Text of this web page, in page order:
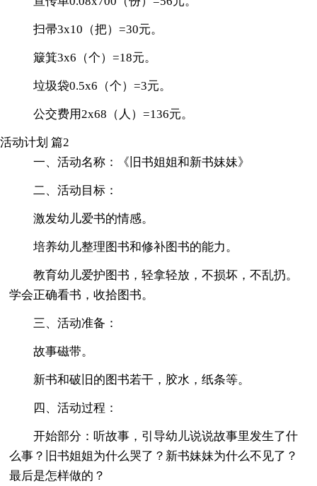
扫帚3x10（把）=30元。
簸箕3x6（个）=18元。
垃圾袋0.5x6（个）=3元。
公交费用2x68（人）=136元。
活动计划 篇2
一、活动名称：《旧书姐姐和新书妹妹》
二、活动目标：
激发幼儿爱书的情感。
培养幼儿整理图书和修补图书的能力。
教育幼儿爱护图书，轻拿轻放，不损坏，不乱扔。
学会正确看书，收拾图书。
三、活动准备：
故事磁带。
新书和破旧的图书若干，胶水，纸条等。
四、活动过程：
开始部分：听故事，引导幼儿说说故事里发生了什
么事？旧书姐姐为什么哭了？新书妹妹为什么不见了？
最后是怎样做的？